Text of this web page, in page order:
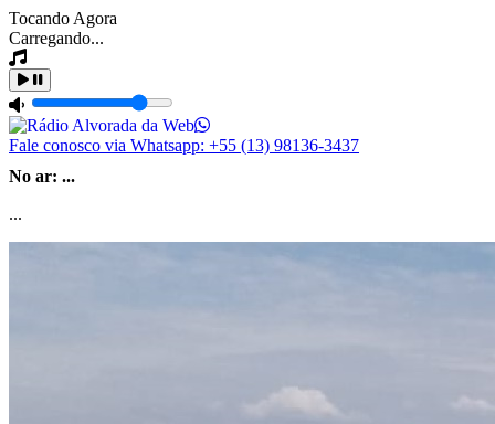
Tocando Agora
Carregando...
Fale conosco via Whatsapp: +55 (13) 98136-3437
No ar: ...
...